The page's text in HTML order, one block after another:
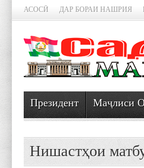
АСОСӢ ДАР БОРАИ НАШРИЯ
Президент Маҷлиси
Нишастҳои